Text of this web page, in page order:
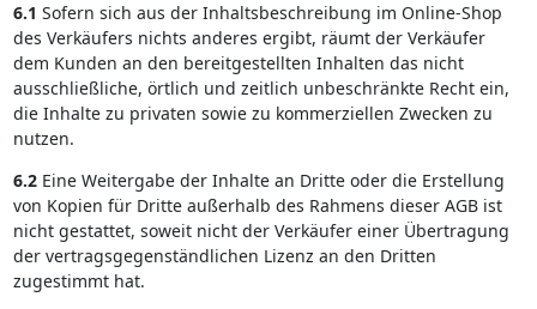
6.1 Sofern sich aus der Inhaltsbeschreibung im Online-Shop
des Verkäufers nichts anderes ergibt, räumt der Verkäufer
dem Kunden an den bereitgestellten Inhalten das nicht
ausschließliche, örtlich und zeitlich unbeschränkte Recht ein,
die Inhalte zu privaten sowie zu kommerziellen Zwecken zu
nutzen.
6.2Eine Weitergabe der Inhalte an Dritte oder die Erstellung
von Kopien für Dritte außerhalb des Rahmens dieser AGB ist
nicht gestattet, soweit nicht der Verkäufer einer Übertragung
der vertragsgegenständlichen Lizenz an den Dritten
zugestimmt hat.